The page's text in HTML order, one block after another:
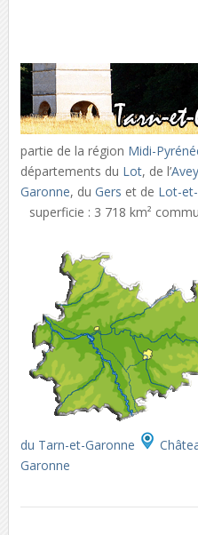
partie de la région Midi-
départements du Lot, de l’
Garonne, du Gers et de Lot-
superficie : 3 718 km²
du Tarn-et-Garonne
Garonne